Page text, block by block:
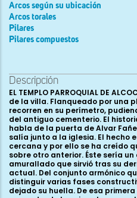
Arcos según su ubicación
Arcos torales
Pilares
Pilares compuestos
Descripción
EL TEMPLO PARROQUIAL DE
de la villa. Flanqueado por una
recorren en su perímetro,
del antiguo cementerio. El
habla de la puerta de Alvar
salía junto a la iglesia. El hecho
cercana y por ello se ha creído
sobre otro anterior. Éste sería
amurallado que sirvió tras su
actual. Del conjunto armónico
distinguir varias fases
dejado su huella. De esa